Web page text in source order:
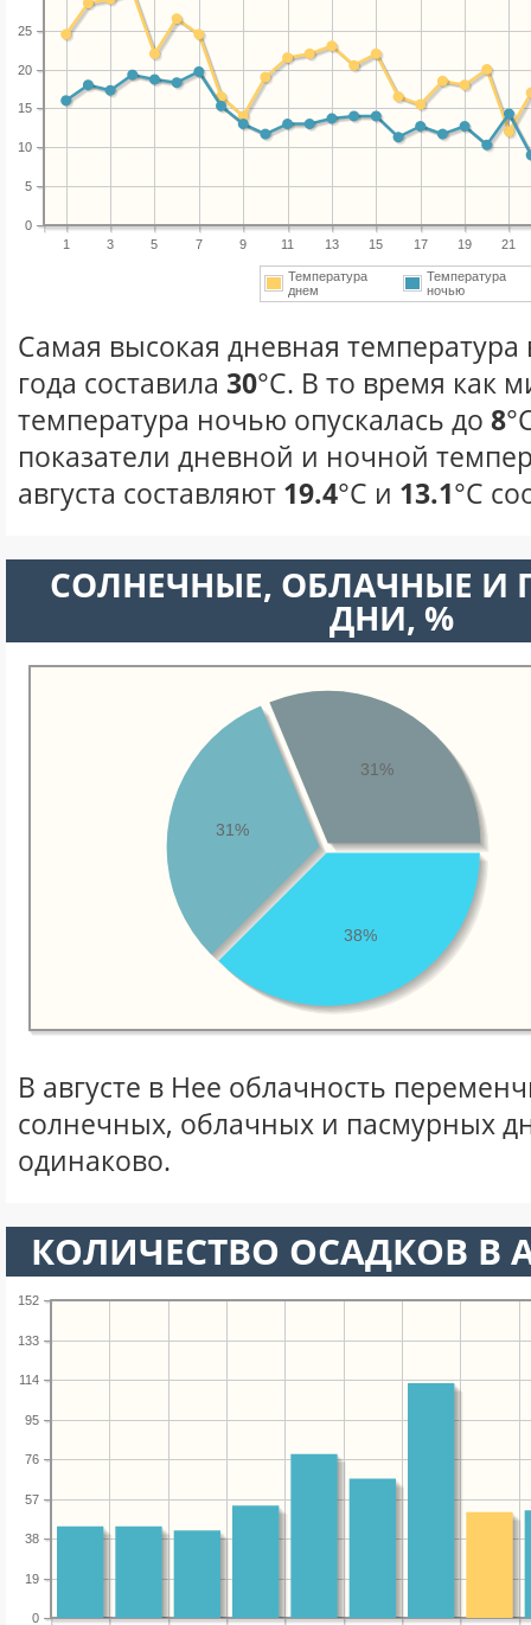
1 3 5 7 9 11 13 15 17 19 21
0
5
10
15
20
25
Температура
днем
Температура
ночью
Самая высокая дневная температура
года составила 30°С. В то время как
температура ночью опускалась до 8
показатели дневной и ночной
августа составляют 19.4°С и 13.1°С
CОЛНЕЧНЫЕ, ОБЛАЧНЫЕ И
ДНИ, %
38%
31%
31%
В августе в Нее облачность
солнечных, облачных и пасмурных
одинаково.
КОЛИЧЕСТВО ОСАДКОВ В
0
19
38
57
76
95
114
133
152